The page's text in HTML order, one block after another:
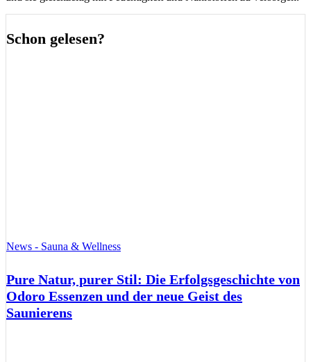
Schon gelesen?
News - Sauna & Wellness
Pure Natur, purer Stil: Die Erfolgsgeschichte von
Odoro Essenzen und der neue Geist des
Saunierens